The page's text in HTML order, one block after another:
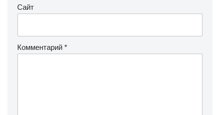
Сайт
Комментарий *